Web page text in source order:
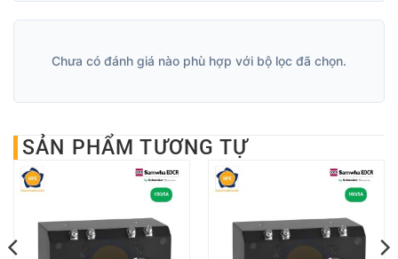
Chưa có đánh giá nào phù hợp với bộ lọc đã chọn.
SẢN PHẨM TƯƠNG TỰ